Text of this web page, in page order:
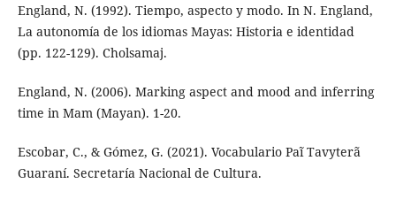
England, N. (1992). Tiempo, aspecto y modo. In N. England,
La autonomía de los idiomas Mayas: Historia e identidad
(pp. 122-129). Cholsamaj.
England, N. (2006). Marking aspect and mood and inferring
time in Mam (Mayan). 1-20.
Escobar, C., & Gómez, G. (2021). Vocabulario Paĩ Tavyterã
Guaraní. Secretaría Nacional de Cultura.